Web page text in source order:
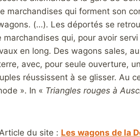
marchandises qui forment son
(…). Les déportés se
qui, pour avoir
en long. Des wagons sales,
avec, pour seule ouverture,
réussissent à se glisser. Au
». In « Triangles rouges à
du site : Les wagons de la